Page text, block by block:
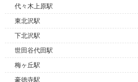
代々木上原駅
東北沢駅
下北沢駅
世田谷代田駅
梅ヶ丘駅
豪徳寺駅